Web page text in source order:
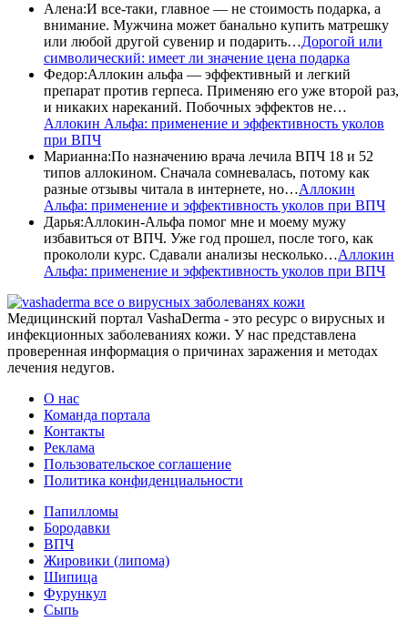
Алена:И все-таки, главное — не стоимость подарка, а
внимание. Мужчина может банально купить матрешку
или любой другой сувенир и подарить…Дорогой или
символический: имеет ли значение цена подарка
Федор:Аллокин альфа — эффективный и легкий
препарат против герпеса. Применяю его уже второй раз,
и никаких нареканий. Побочных эффектов не…
Аллокин Альфа: применение и эффективность уколов
при ВПЧ
Марианна:По назначению врача лечила ВПЧ 18 и 52
типов аллокином. Сначала сомневалась, потому как
разные отзывы читала в интернете, но…Аллокин
Альфа: применение и эффективность уколов при ВПЧ
Дарья:Аллокин-Альфа помог мне и моему мужу
избавиться от ВПЧ. Уже год прошел, после того, как
прокололи курс. Сдавали анализы несколько…Аллокин
Альфа: применение и эффективность уколов при ВПЧ
все о вирусных заболеванях кожи
Медицинский портал VashaDerma - это ресурс о вирусных и
инфекционных заболеваниях кожи. У нас представлена
проверенная информация о причинах заражения и методах
лечения недугов.
О нас
Команда портала
Контакты
Реклама
Пользовательское соглашение
Политика конфиденциальности
Папилломы
Бородавки
ВПЧ
Жировики (липома)
Шипица
Фурункул
Сыпь